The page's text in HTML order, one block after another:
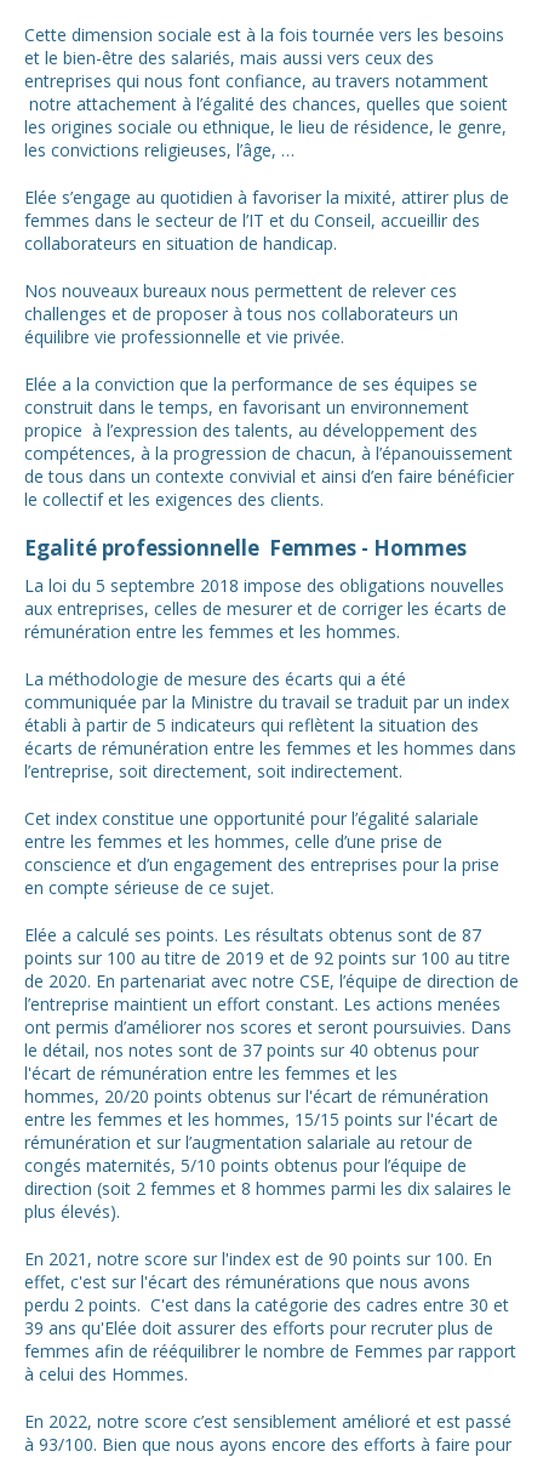
Cette dimension sociale est à la fois tournée vers les besoins
et le bien-être des salariés, mais aussi vers ceux des
entreprises qui nous font confiance, au travers notamment
notre attachement à l’égalité des chances, quelles que soient
les origines sociale ou ethnique, le lieu de résidence, le genre,
les convictions religieuses, l’âge, …
Elée s’engage au quotidien à favoriser la mixité, attirer plus de
femmes dans le secteur de l’IT et du Conseil, accueillir des
collaborateurs en situation de handicap.
Nos nouveaux bureaux nous permettent de relever ces
challenges et de proposer à tous nos collaborateurs un
équilibre vie professionnelle et vie privée.
Elée a la conviction que la performance de ses équipes se
construit dans le temps, en favorisant un environnement
propice à l’expression des talents, au développement des
compétences, à la progression de chacun, à l’épanouissement
de tous dans un contexte convivial et ainsi d’en faire bénéficier
le collectif et les exigences des clients.
Egalité professionnelle Femmes - Hommes
La loi du 5 septembre 2018 impose des obligations nouvelles
aux entreprises, celles de mesurer et de corriger les écarts de
rémunération entre les femmes et les hommes.
La méthodologie de mesure des écarts qui a été
communiquée par la Ministre du travail se traduit par un index
établi à partir de 5 indicateurs qui reflètent la situation des
écarts de rémunération entre les femmes et les hommes dans
l’entreprise, soit directement, soit indirectement.
Cet index constitue une opportunité pour l’égalité salariale
entre les femmes et les hommes, celle d’une prise de
conscience et d’un engagement des entreprises pour la prise
en compte sérieuse de ce sujet.
Elée a calculé ses points. Les résultats obtenus sont de 87
points sur 100 au titre de 2019 et de 92 points sur 100 au titre
de 2020. En partenariat avec notre CSE, l’équipe de direction de
l’entreprise maintient un effort constant. Les actions menées
ont permis d’améliorer nos scores et seront poursuivies. Dans
le détail, nos notes sont de 37 points sur 40 obtenus pour
l'écart de rémunération entre les femmes et les
hommes, 20/20 points obtenus sur l'écart de rémunération
entre les femmes et les hommes, 15/15 points sur l'écart de
rémunération et sur l’augmentation salariale au retour de
congés maternités, 5/10 points obtenus pour l’équipe de
direction (soit 2 femmes et 8 hommes parmi les dix salaires le
plus élevés).
En 2021, notre score sur l'index est de 90 points sur 100. En
effet, c'est sur l'écart des rémunérations que nous avons
perdu 2 points. C'est dans la catégorie des cadres entre 30 et
39 ans qu'Elée doit assurer des efforts pour recruter plus de
femmes afin de rééquilibrer le nombre de Femmes par rapport
à celui des Hommes.
En 2022, notre score c’est sensiblement amélioré et est passé
à 93/100. Bien que nous ayons encore des efforts à faire pour